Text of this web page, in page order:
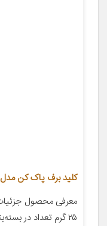
کلید برف پاک کن مدل 02001 مناسب برای پیکان